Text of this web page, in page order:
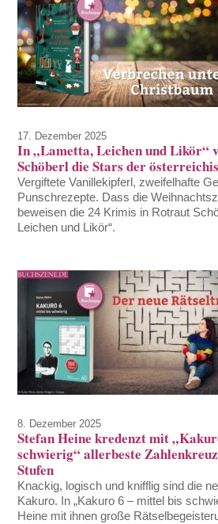
17. Dezember 2025
In „Lametta, Leichen und Likör“
Schöberl die Stars der
Vergiftete Vanillekipferl, zweifelhafte
Punschrezepte. Dass die
beweisen die 24 Krimis in Rotraut
Leichen und Likör“.
8. Dezember 2025
Stefan Heine kredenzt mit
schwierig“ allerbeste
Stufen
Knackig, logisch und knifflig sind die
Kakuro. In „Kakuro 6 – mittel bis
Heine mit ihnen große